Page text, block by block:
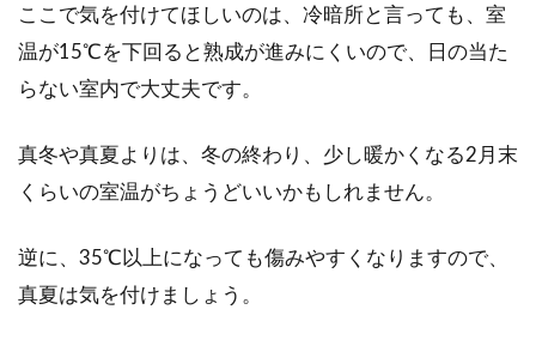
ここで気を付けてほしいのは、冷暗所と言っても、室
温が15℃を下回ると熟成が進みにくいので、日の当た
らない室内で大丈夫です。
真冬や真夏よりは、冬の終わり、少し暖かくなる2月末
くらいの室温がちょうどいいかもしれません。
逆に、35℃以上になっても傷みやすくなりますので、
真夏は気を付けましょう。